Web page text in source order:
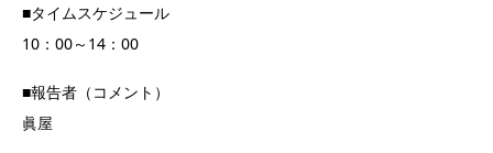
■タイムスケジュール
10：00～14：00
■報告者（コメント）
眞屋